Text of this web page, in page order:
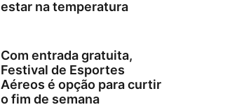
estar na temperatura
Com entrada gratuita,
Festival de Esportes
Aéreos é opção para curtir
o fim de semana